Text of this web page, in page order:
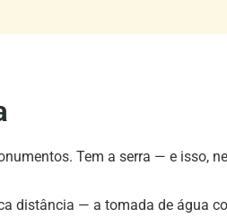
Tem a serra — e isso,
distância — a tomada de água